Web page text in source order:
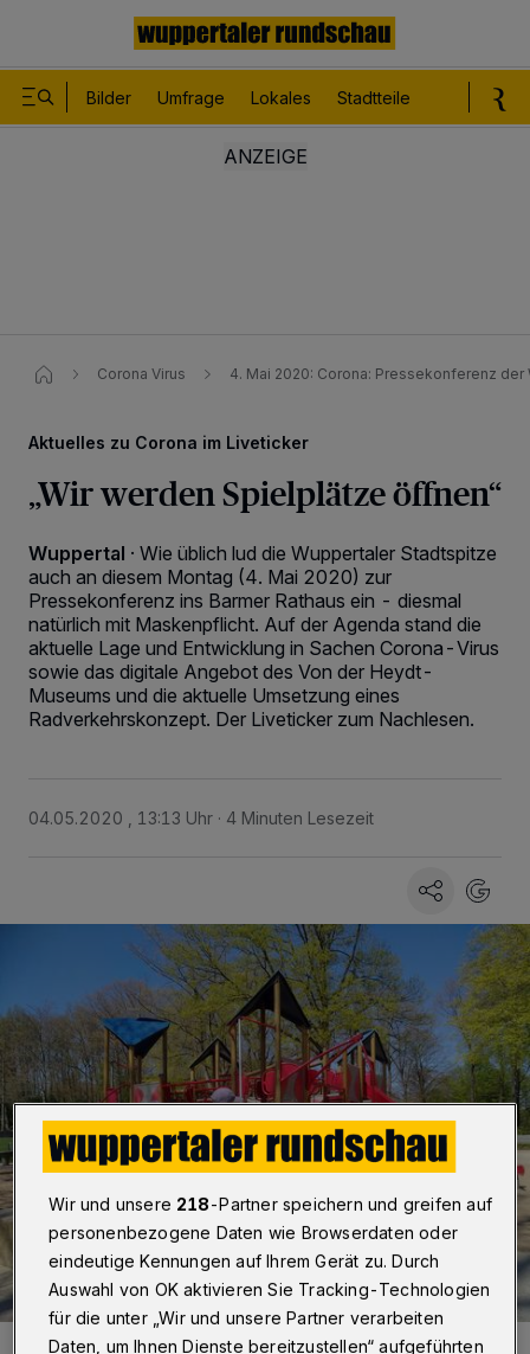
Bilder Umfrage Lokales Stadtteile
Corona Virus 4. Mai 2020: Corona: Pressekonferenz
Aktuelles zu Corona im Liveticker
„Wir werden Spielplätze öffnen“
Wuppertal · Wie üblich lud die Wuppertaler Stadtspitze
auch an diesem Montag (4. Mai 2020) zur
Pressekonferenz ins Barmer Rathaus ein - diesmal
natürlich mit Maskenpflicht. Auf der Agenda stand die
aktuelle Lage und Entwicklung in Sachen Corona-Virus
sowie das digitale Angebot des Von der Heydt-
Museums und die aktuelle Umsetzung eines
Radverkehrskonzept. Der Liveticker zum Nachlesen.
04.05.2020 , 13:13 Uhr 4 Minuten Lesezeit
Die Spielplätze werden nun langsam wieder geöffnet.
Wir und unsere 218-Partner speichern und greifen auf
personenbezogene Daten wie Browserdaten oder
eindeutige Kennungen auf Ihrem Gerät zu. Durch
Auswahl von OK aktivieren Sie Tracking-Technologien
für die unter „Wir und unsere Partner verarbeiten
Daten, um Ihnen Dienste bereitzustellen“ aufgeführten